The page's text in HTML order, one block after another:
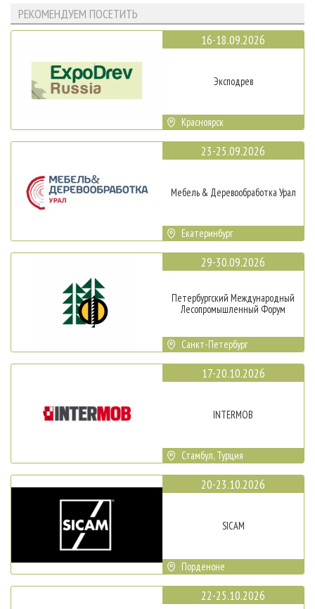
РЕКОМЕНДУЕМ ПОСЕТИТЬ
16-18.09.2026
Эксподрев
Красноярск
23-25.09.2026
Мебель & Деревообработка Урал
Екатеринбург
29-30.09.2026
Петербургский Международный
Лесопромышленный Форум
Санкт-Петербург
17-20.10.2026
INTERMOB
Стамбул, Турция
20-23.10.2026
SICAM
Порденоне
22-25.10.2026